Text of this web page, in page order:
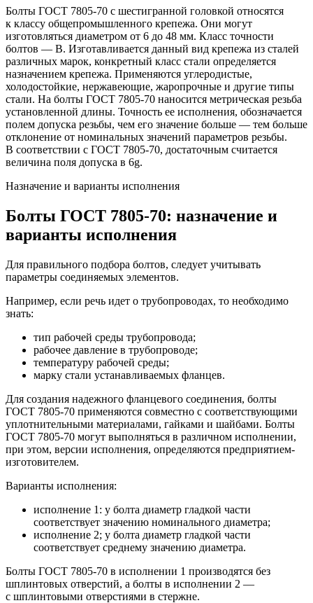
Болты ГОСТ 7805-70 с шестигранной головкой относятся
к классу общепромышленного крепежа. Они могут
изготовляться диаметром от 6 до 48 мм. Класс точности
болтов — В. Изготавливается данный вид крепежа из сталей
различных марок, конкретный класс стали определяется
назначением крепежа. Применяются углеродистые,
холодостойкие, нержавеющие, жаропрочные и другие типы
стали. На болты ГОСТ 7805-70 наносится метрическая резьба
установленной длины. Точность ее исполнения, обозначается
полем допуска резьбы, чем его значение больше — тем больше
отклонение от номинальных значений параметров резьбы.
В соответствии с ГОСТ 7805-70, достаточным считается
величина поля допуска в 6g.
Назначение и варианты исполнения
Болты ГОСТ 7805-70: назначение и
варианты исполнения
Для правильного подбора болтов, следует учитывать
параметры соединяемых элементов.
Например, если речь идет о трубопроводах, то необходимо
знать:
тип рабочей среды трубопровода;
рабочее давление в трубопроводе;
температуру рабочей среды;
марку стали устанавливаемых фланцев.
Для создания надежного фланцевого соединения, болты
ГОСТ 7805-70 применяются совместно с соответствующими
уплотнительными материалами, гайками и шайбами. Болты
ГОСТ 7805-70 могут выполняться в различном исполнении,
при этом, версии исполнения, определяются предприятием-
изготовителем.
Варианты исполнения:
исполнение 1: у болта диаметр гладкой части
соответствует значению номинального диаметра;
исполнение 2; у болта диаметр гладкой части
соответствует среднему значению диаметра.
Болты ГОСТ 7805-70 в исполнении 1 производятся без
шплинтовых отверстий, а болты в исполнении 2 —
с шплинтовыми отверстиями в стержне.